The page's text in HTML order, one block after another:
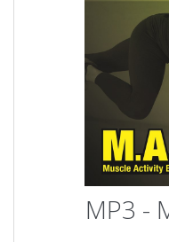
MP3 -